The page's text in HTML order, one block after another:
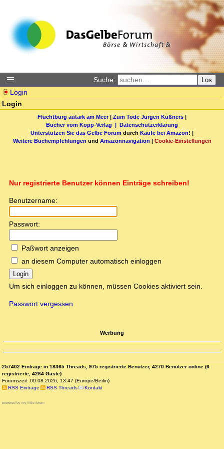
Suche: Los
Login
Login
Fluchtburg autark am Meer| Zum Tode Jürgen Küßners |
Bücher vom Kopp-Verlag | Datenschutzerklärung
Unterstützen Sie das Gelbe Forum durch Käufe bei Amazon! |
Weitere Buchempfehlungen und Amazonnavigation | Cookie-Einstellungen
Nur registrierte Benutzer können Einträge schreiben!
Benutzername:
Passwort:
Paßwort anzeigen
an diesem Computer automatisch einloggen
Login
Um sich einloggen zu können, müssen Cookies aktiviert sein.
Passwort vergessen
Werbung
257402 Einträge in 18365 Threads, 975 registrierte Benutzer, 4270 Benutzer online (6
registrierte, 4264 Gäste)
Forumszeit: 09.08.2026, 13:47 (Europe/Berlin)
RSS Einträge
RSS Threads Kontakt
powered by my little forum